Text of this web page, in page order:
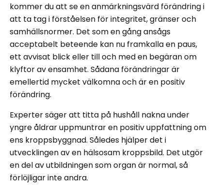
kommer du att se en anmärkningsvärd förändring i
att ta tag i förståelsen för integritet, gränser och
samhällsnormer. Det som en gång ansågs
acceptabelt beteende kan nu framkalla en paus,
ett avvisat blick eller till och med en begäran om
klyftor av ensamhet. Sådana förändringar är
emellertid mycket välkomna och är en positiv
förändring.
Experter säger att titta på hushåll nakna under
yngre åldrar uppmuntrar en positiv uppfattning om
ens kroppsbyggnad. Således hjälper det i
utvecklingen av en hälsosam kroppsbild. Det utgör
en del av utbildningen som organ är normal, så
förlöjligar inte andra.